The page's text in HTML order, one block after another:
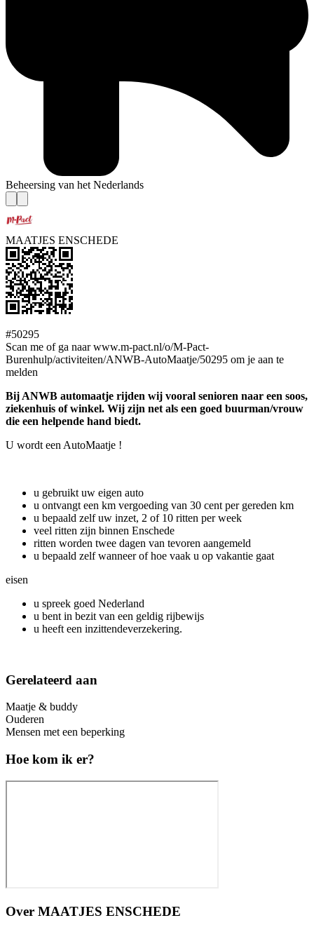
Beheersing van het Nederlands
MAATJES ENSCHEDE
#50295
Scan me of ga naar www.m-pact.nl/o/M-Pact-
Burenhulp/activiteiten/ANWB-AutoMaatje/50295 om je aan te
melden
Bij ANWB automaatje rijden wij vooral senioren naar een soos,
ziekenhuis of winkel. Wij zijn net als een goed buurman/vrouw
die een helpende hand biedt.
U wordt een AutoMaatje !
u gebruikt uw eigen auto
u ontvangt een km vergoeding van 30 cent per gereden km
u bepaald zelf uw inzet, 2 of 10 ritten per week
veel ritten zijn binnen Enschede
ritten worden twee dagen van tevoren aangemeld
u bepaald zelf wanneer of hoe vaak u op vakantie gaat
eisen
u spreek goed Nederland
u bent in bezit van een geldig rijbewijs
u heeft een inzittendeverzekering.
Gerelateerd aan
Maatje & buddy
Ouderen
Mensen met een beperking
Hoe kom ik er?
Over MAATJES ENSCHEDE